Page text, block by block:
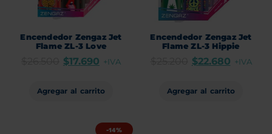
Encendedor Zengaz Jet
Flame ZL-3 Love
$17.690 +IVA
Agregar al carrito
Encendedor Zengaz Jet
Flame ZL-3 Hippie
$22.680 +IVA
Agregar al carrito
-14%